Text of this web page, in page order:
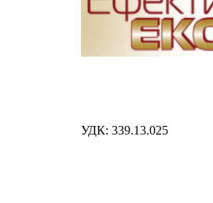
УДК: 339.13.025